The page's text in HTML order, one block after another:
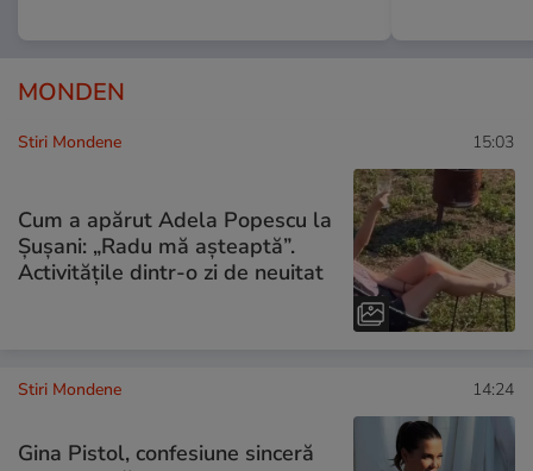
MONDEN
Stiri Mondene 15:03
Cum a apărut Adela Popescu la
Șușani: „Radu mă așteaptă”.
Activitățile dintr-o zi de neuitat
Stiri Mondene 14:24
Gina Pistol, confesiune sinceră